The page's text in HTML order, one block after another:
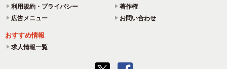
利用規約・プライバシー
著作権
広告メニュー
お問い合わせ
おすすめ情報
求人情報一覧